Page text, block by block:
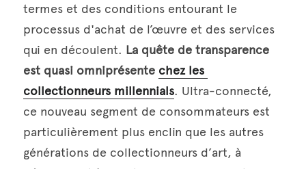
termes et des conditions entourant le
processus d'achat de l’œuvre et des services
qui en découlent. La quête de transparence
est quasi omniprésente chez les
collectionneurs millennials. Ultra-connecté,
ce nouveau segment de consommateurs est
particulièrement plus enclin que les autres
générations de collectionneurs d’art, à